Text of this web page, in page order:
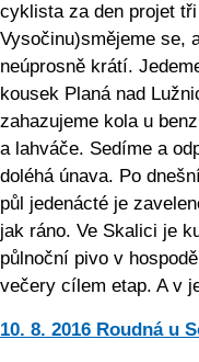
cyklista za den projet
Vysočinu)smějeme se,
neúprosně krátí.
kousek Planá nad
zahazujeme kola u
a lahváče. Sedíme a
doléhá únava. Po
půl jedenácté je
jak ráno. Ve Skalici je
půlnoční pivo v
večery cílem etap. A v
10. 8. 2016 Roudná u